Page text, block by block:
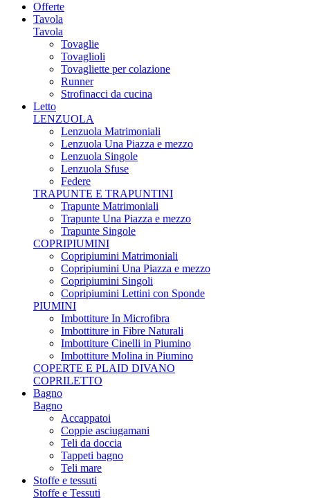
Offerte
Tavola
Tavola
Tovaglie
Tovaglioli
Tovagliette per colazione
Runner
Strofinacci da cucina
Letto
LENZUOLA
Lenzuola Matrimoniali
Lenzuola Una Piazza e mezzo
Lenzuola Singole
Lenzuola Sfuse
Federe
TRAPUNTE E TRAPUNTINI
Trapunte Matrimoniali
Trapunte Una Piazza e mezzo
Trapunte Singole
COPRIPIUMINI
Copripiumini Matrimoniali
Copripiumini Una Piazza e mezzo
Copripiumini Singoli
Copripiumini Lettini con Sponde
PIUMINI
Imbottiture In Microfibra
Imbottiture in Fibre Naturali
Imbottiture Cinelli in Piumino
Imbottiture Molina in Piumino
COPERTE E PLAID DIVANO
COPRILETTO
Bagno
Bagno
Accappatoi
Coppie asciugamani
Teli da doccia
Tappeti bagno
Teli mare
Stoffe e tessuti
Stoffe e Tessuti